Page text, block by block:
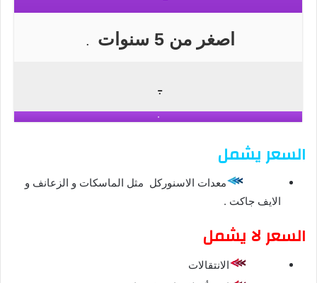
اصغر من 5 سنوات .
.
السعر يشمل
معدات الاسنوركل مثل الماسكات و الزعانف و
الايف جاكت .
السعر لا يشمل
الانتقالات